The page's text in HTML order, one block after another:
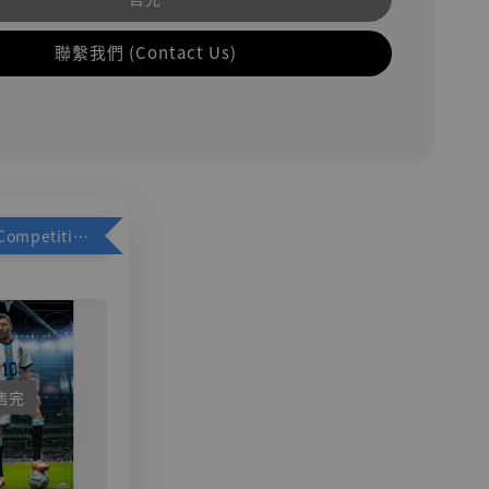
聯繫我們 (Contact Us)
加購優惠【Competitive Toys 梅西 [CM001]】
完